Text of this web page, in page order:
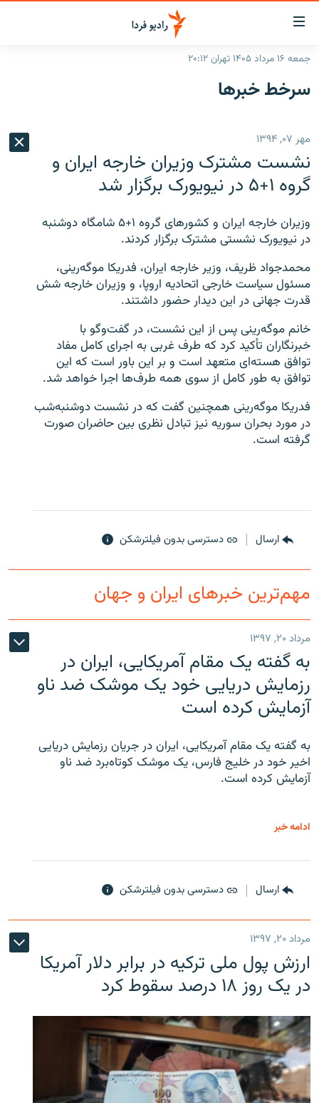
لینک‌های
قابلیت
دسترسی
بازگشت
اصلی
رفتن
به
صفحه
ایران
رادیو
انتخاب کنید و بشنوید
فرکانس‌ها
پادکست
گزارش‌های تصویری
زنان فردا
English
به ما بپیوندید
زبان‌های دیگر
جمعه ۱۶ مرداد ۱۴۰۵ تهران ۲۰:۱۲
سرخط‌ خبرها
مهر ۰۷, ۱۳۹۴
نشست مشترک وزیران خارجه ایران و
گروه ۱+۵ در نیویورک برگزار شد
وزیران خارجه ایران و کشورهای گروه ۱+۵ شامگاه دوشنبه
در نیویورک نشستی مشترک برگزار کردند.
محمدجواد ظریف، وزیر خارجه ایران، فدریکا موگه‌رینی،
مسئول سیاست خارجی اتحادیه اروپا، و وزیران خارجه شش
قدرت جهانی در این دیدار حضور داشتند.
خانم موگه‌رینی پس از این نشست، در گفت‌وگو با
خبرنگاران تأکید کرد که طرف غربی به اجرای کامل مفاد
توافق هسته‌ای متعهد است و بر این باور است که این
توافق به طور کامل از سوی همه طرف‌ها اجرا خواهد شد.
فدریکا موگه‌رینی همچنین گفت که در نشست دوشنبه‌شب
در مورد بحران سوریه نیز تبادل نظری بین حاضران صورت
گرفته است.
ارسال دسترسی بدون فیلترشکن
مهم‌ترین خبرهای ایران و جهان
مرداد ۲۰, ۱۳۹۷
به گفته یک مقام آمریکایی، ایران در
رزمایش دریایی خود یک موشک ضد ناو
آزمایش کرده است
به گفته یک مقام آمریکایی، ایران در جریان رزمایش دریایی
اخیر خود در خلیج فارس، یک موشک کوتاه‌برد ضد ناو
آزمایش کرده است.
ادامه خبر
ارسال دسترسی بدون فیلترشکن
مرداد ۲۰, ۱۳۹۷
ارزش پول ملی ترکیه در برابر دلار آمریکا
در یک روز ۱۸ درصد سقوط کرد